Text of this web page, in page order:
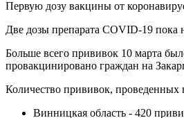
Первую дозу вакцины от
Две дозы препарата COVID-19 пока
Больше всего прививок 10 марта
провакцинировано граждан на
Количество прививок, проведенных
Винницкая область - 420